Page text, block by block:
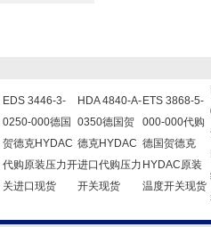
EDS 3446-3-
0250-000德国
贺德克HYDAC
代购原装压力开
关进口现货
HDA 4840-A-
0350德国贺
德克HYDAC
进口代购压力
开关现货
ETS 3868-5-
000-000代购
德国贺德克
HYDAC原装
温度开关现货